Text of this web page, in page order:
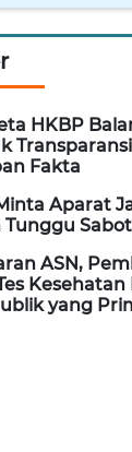
HKBP
Fakta
Aparat
Tunggu
ASN,
Kesehatan
yang